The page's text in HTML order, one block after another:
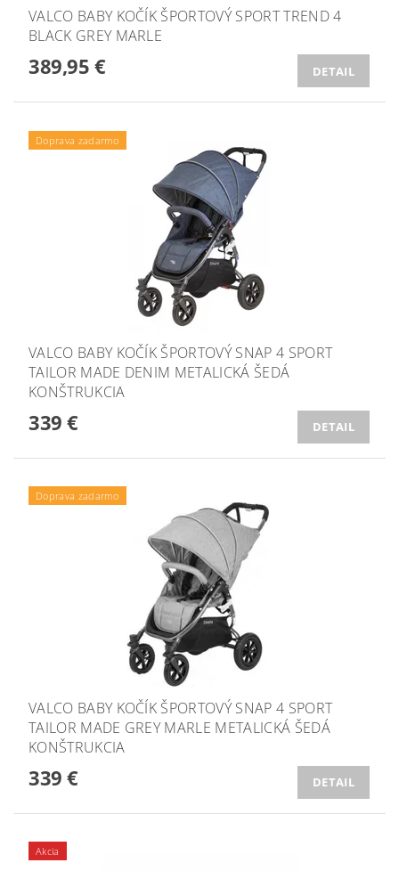
VALCO BABY KOČÍK ŠPORTOVÝ SPORT TREND 4
BLACK GREY MARLE
389,95 € DETAIL
Doprava zadarmo
VALCO BABY KOČÍK ŠPORTOVÝ SNAP 4 SPORT
TAILOR MADE DENIM METALICKÁ ŠEDÁ
KONŠTRUKCIA
339 € DETAIL
Doprava zadarmo
VALCO BABY KOČÍK ŠPORTOVÝ SNAP 4 SPORT
TAILOR MADE GREY MARLE METALICKÁ ŠEDÁ
KONŠTRUKCIA
339 € DETAIL
Akcia